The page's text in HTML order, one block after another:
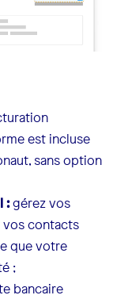
est incluse
sans option
:gérez vos
contacts
que votre
;
bancaire